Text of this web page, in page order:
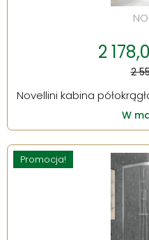
2
2
Novellini kabina
W
Promocja!